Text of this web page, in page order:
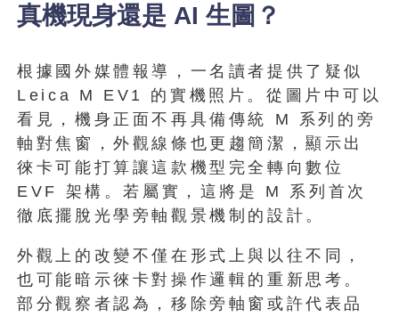
真機現身還是 AI 生圖？
根據國外媒體報導，一名讀者提供了疑似
Leica M EV1 的實機照片。從圖片中可以
看見，機身正面不再具備傳統 M 系列的旁
軸對焦窗，外觀線條也更趨簡潔，顯示出
徠卡可能打算讓這款機型完全轉向數位
EVF 架構。若屬實，這將是 M 系列首次
徹底擺脫光學旁軸觀景機制的設計。
外觀上的改變不僅在形式上與以往不同，
也可能暗示徠卡對操作邏輯的重新思考。
部分觀察者認為，移除旁軸窗或許代表品